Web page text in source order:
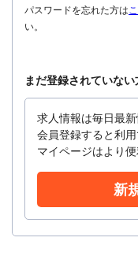
パスワードを忘れた方は
い。
まだ登録されていない
求人情報は毎日最新
会員登録すると利用
マイページはより
新